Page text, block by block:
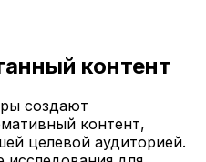
контент
создают
контент,
целевой аудиторией.